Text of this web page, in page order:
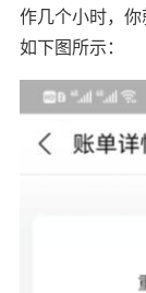
作几个小时，你
如下图所示：